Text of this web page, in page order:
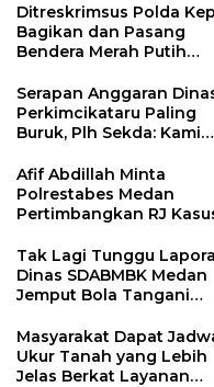
Ditreskrimsus Polda
Bagikan dan Pasang
Bendera Merah Putih
Perkuat Semangat
Kebangsaan.
Serapan Anggaran
Perkimcikataru Paling
Buruk, Plh Sekda: Kami
Afif Abdillah Minta
Polrestabes Medan
Pertimbangkan RJ
Tak Lagi Tunggu
Dinas SDABMBK Medan
Jemput Bola Tangani
Masyarakat Dapat
Ukur Tanah yang Lebih
Jelas Berkat Layanan